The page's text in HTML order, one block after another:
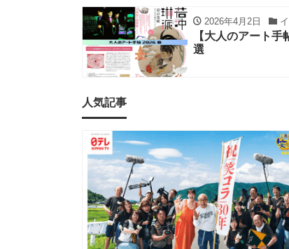
2026年4月2日 イ
【大人のアート
選
人気記事